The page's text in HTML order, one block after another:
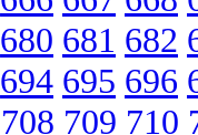
680 681 682
694 695 696
708 709 710